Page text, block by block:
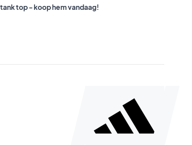
top - koop hem vandaag!